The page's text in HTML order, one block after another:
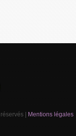
| Mentions légales